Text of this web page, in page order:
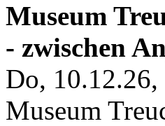
Museum
- zwischen
Do,
Museum